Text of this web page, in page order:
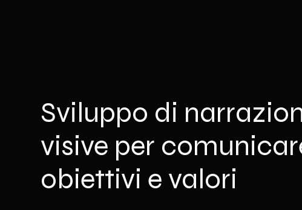
Sviluppo di
visive per
obiettivi e valori